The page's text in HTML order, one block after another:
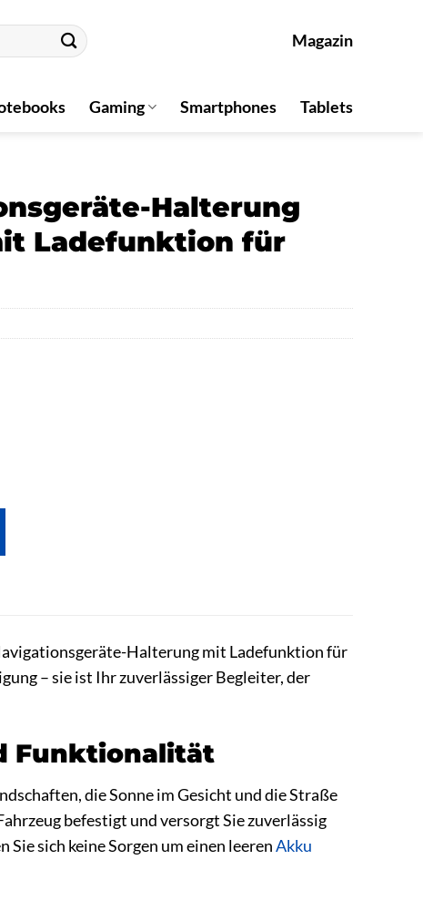
Magazin
Gaming Smartphones Tablets
Halterung
Ladefunktion für
Halterung mit Ladefunktion für
– sie ist Ihr zuverlässiger Begleiter, der
Funktionalität
die Sonne im Gesicht und die Straße
befestigt und versorgt Sie zuverlässig
sich keine Sorgen um einen leerenAkku